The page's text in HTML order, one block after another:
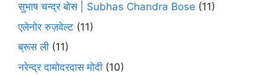
सुभाष चन्द्र बोस | Subhas Chandra Bose (11)
एलेनोर रुज़वेल्ट (11)
ब्रूस ली (11)
नरेन्द्र दामोदरदास मोदी (10)